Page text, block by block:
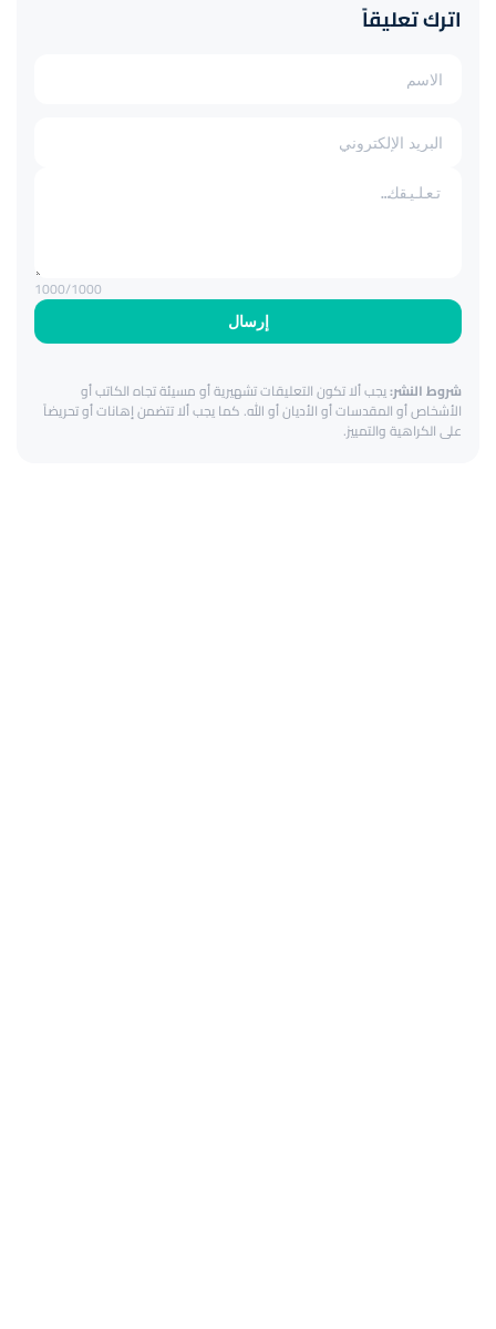
اترك تعليقاً
إرسال
1000/1000
شروط النشر:يجب ألا تكون التعليقات تشهيرية أو مسيئة تجاه الكاتب أو
الأشخاص أو المقدسات أو الأديان أو الله. كما يجب ألا تتضمن إهانات أو تحريضاً
على الكراهية والتمييز.